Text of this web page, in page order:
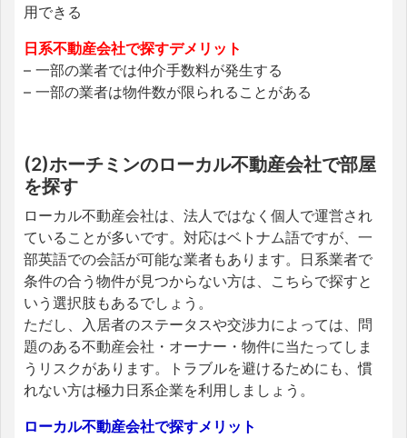
用できる
日系不動産会社で探すデメリット
– 一部の業者では仲介手数料が発生する
– 一部の業者は物件数が限られることがある
(2)ホーチミンのローカル不動産会社で部屋
を探す
ローカル不動産会社は、法人ではなく個人で運営され
ていることが多いです。対応はベトナム語ですが、一
部英語での会話が可能な業者もあります。日系業者で
条件の合う物件が見つからない方は、こちらで探すと
いう選択肢もあるでしょう。
ただし、入居者のステータスや交渉力によっては、問
題のある不動産会社・オーナー・物件に当たってしま
うリスクがあります。トラブルを避けるためにも、慣
れない方は極力日系企業を利用しましょう。
ローカル不動産会社で探すメリット